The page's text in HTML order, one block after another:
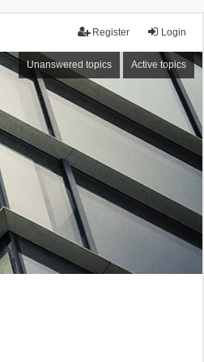
Login
Register
Unanswered topics Active topics